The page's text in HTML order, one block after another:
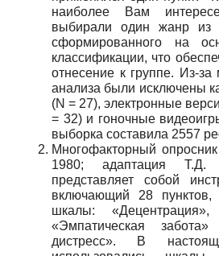
наиболее Вам
выбирали один жанр из
сформированного на
классификации, что
отнесение к группе. Из-за
анализа были исключены
(N = 27), электронные
= 32) и гоночные
выборка составила 2557
Многофакторный
1980; адаптация Т.Д.
представляет собой
включающий 28
шкалы: «Децентрация»,
«Эмпатическая
дистресс». В